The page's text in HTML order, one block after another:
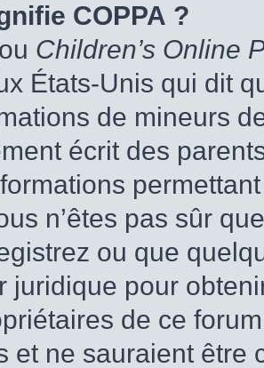
COPPA ?
Children’s Online
États-Unis qui dit
de mineurs
écrit des
n’êtes pas sûr
ou que
juridique pour
de ce
et ne sauraient être